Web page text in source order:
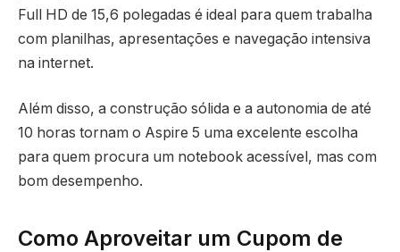
Full HD de 15,6 polegadas é ideal para quem trabalha
com planilhas, apresentações e navegação intensiva
na internet.
Além disso, a construção sólida e a autonomia de até
10 horas tornam o Aspire 5 uma excelente escolha
para quem procura um notebook acessível, mas com
bom desempenho.
Como Aproveitar um Cupom de